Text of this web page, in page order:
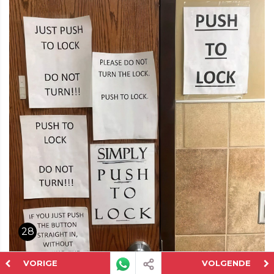
28
VORIGE VOLGENDE